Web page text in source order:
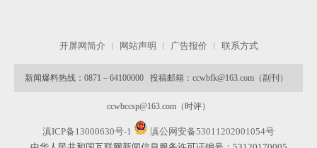
开屏网简介 网站声明 广告报价 联系方式
新闻爆料热线：0871－64100000 投稿邮箱：ccwbfk@163.com（副刊）
ccwbccsp@163.com（时评）
滇ICP备13000630号-1
滇公网安备53011202001054号